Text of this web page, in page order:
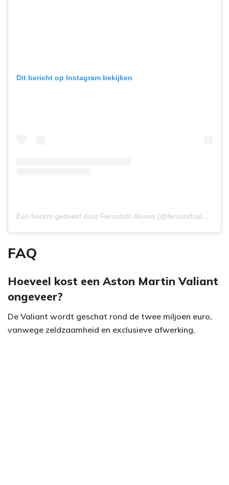
Dit bericht op Instagram bekijken
Een bericht gedeeld door Fernando Alonso (@fernandoalo_oficial)
FAQ
Hoeveel kost een Aston Martin Valiant
ongeveer?
De Valiant wordt geschat rond de twee miljoen euro,
vanwege zeldzaamheid en exclusieve afwerking.